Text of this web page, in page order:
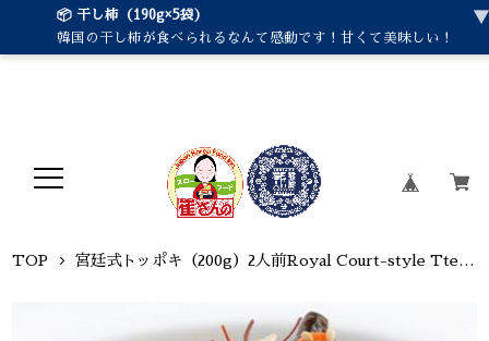
📦 乾コムチュイ50g／レシピ付き
誠実な対応に感動しました。感謝！
TOP 宮廷式トッポキ（200g）2人前Royal Court-style Tteokbokki